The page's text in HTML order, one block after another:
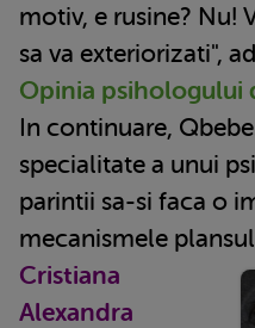
motiv, e rusine? Nu!
sa va exteriorizati",
Opinia psihologului
In continuare,
specialitate a unui
parintii sa-si faca o
mecanismele
Cristiana
Alexandra